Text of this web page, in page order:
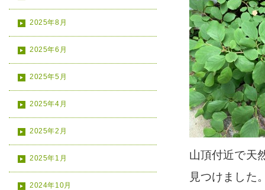
2025年8月
2025年6月
2025年5月
2025年4月
2025年2月
2025年1月
2024年10月
山頂付近で天
見つけました